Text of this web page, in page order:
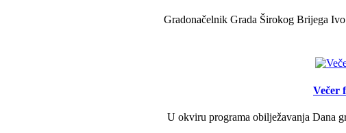
Gradonačelnik Grada Širokog Brijega
Večer
U okviru programa obilježavanja Dana